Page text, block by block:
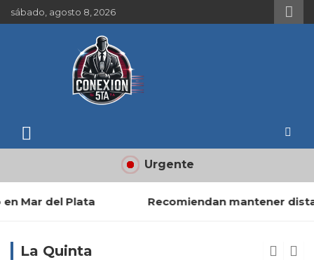
Skip
to
sábado, agosto 8, 2026
Urgente
Recomiendan mantener distancia ante la
La Quinta